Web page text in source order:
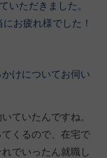
いただきました。
お疲れ様でした！
けについてお伺い
ていたんですね。
くるので、在宅で
でいったん就職し